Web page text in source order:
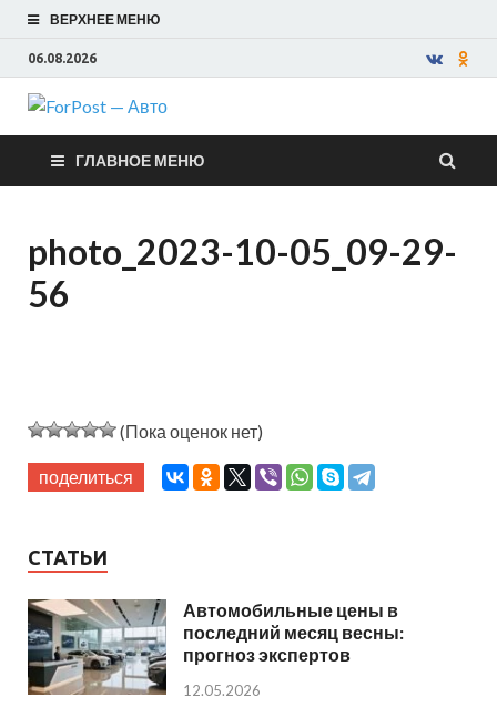
ВЕРХНЕЕ МЕНЮ
06.08.2026
ForPost —
Авто
ГЛАВНОЕ МЕНЮ
photo_2023-10-05_09-29-
56
(Пока оценок нет)
поделиться
СТАТЬИ
Автомобильные цены в
последний месяц весны:
прогноз экспертов
12.05.2026